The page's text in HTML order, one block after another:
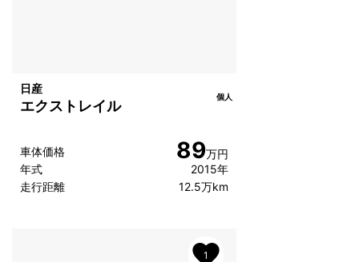
日産
エクストレイル
車体価格 89万円
年式
2015年
走行距離
12.5万km
個人
1